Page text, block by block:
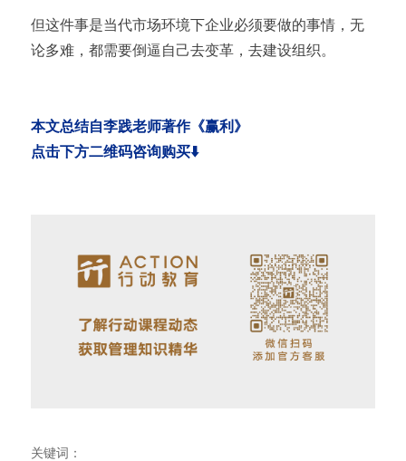
但这件事是当代市场环境下企业必须要做的事情，无
论多难，都需要倒逼自己去变革，去建设组织。
本文总结自李践老师著作《赢利》
点击下方二维码咨询购买⬇️
关键词：